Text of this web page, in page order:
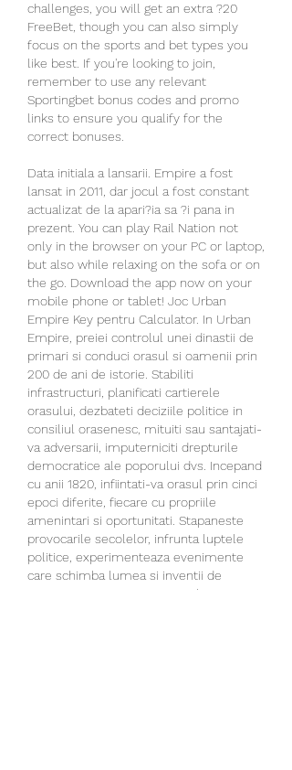
challenges, you will get an extra ?20
FreeBet, though you can also simply
focus on the sports and bet types you
like best. If you're looking to join,
remember to use any relevant
Sportingbet bonus codes and promo
links to ensure you qualify for the
correct bonuses.
Data initiala a lansarii. Empire a fost
lansat in 2011, dar jocul a fost constant
actualizat de la apari?ia sa ?i pana in
prezent. You can play Rail Nation not
only in the browser on your PC or laptop,
but also while relaxing on the sofa or on
the go. Download the app now on your
mobile phone or tablet! Joc Urban
Empire Key pentru Calculator. In Urban
Empire, preiei controlul unei dinastii de
primari si conduci orasul si oamenii prin
200 de ani de istorie. Stabiliti
infrastructuri, planificati cartierele
orasului, dezbateti deciziile politice in
consiliul orasenesc, mituiti sau santajati-
va adversarii, imputerniciti drepturile
democratice ale poporului dvs. Incepand
cu anii 1820, infiintati-va orasul prin cinci
epoci diferite, fiecare cu propriile
amenintari si oportunitati. Stapaneste
provocarile secolelor, infrunta luptele
politice, experimenteaza evenimente
care schimba lumea si inventii de
pionierat si creeaza-ti propriul Imperiu